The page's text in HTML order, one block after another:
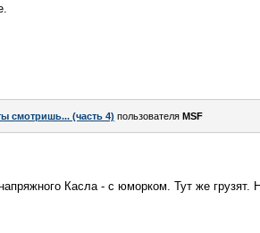
смотришь... (часть 4) пользователя MSF
Касла - с юморком. Тут же грузят.